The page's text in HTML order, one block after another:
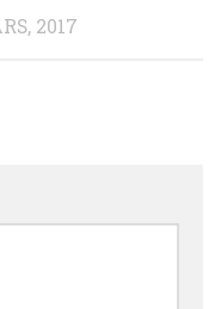
2017